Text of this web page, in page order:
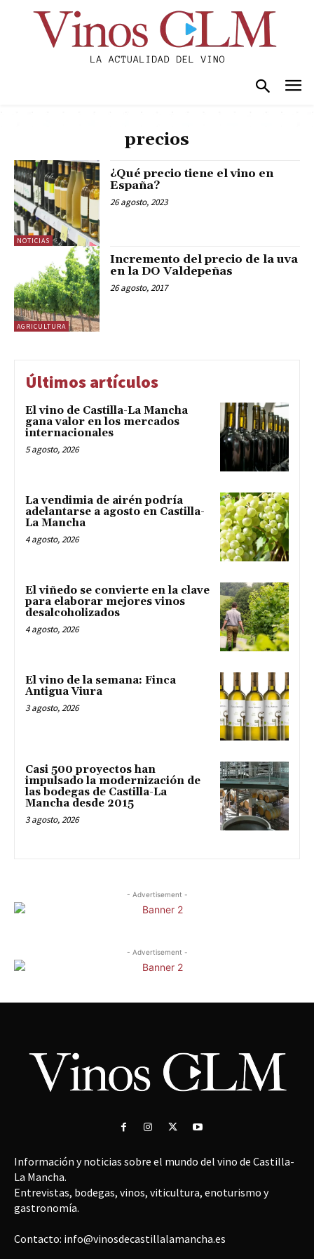
precios
NOTICIAS
¿Qué precio tiene el vino en
España?
26 agosto, 2023
AGRICULTURA
Incremento del precio de la uva
en la DO Valdepeñas
26 agosto, 2017
Últimos artículos
El vino de Castilla-La Mancha
gana valor en los mercados
internacionales
5 agosto, 2026
La vendimia de airén podría
adelantarse a agosto en Castilla-
La Mancha
4 agosto, 2026
El viñedo se convierte en la clave
para elaborar mejores vinos
desalcoholizados
4 agosto, 2026
El vino de la semana: Finca
Antigua Viura
3 agosto, 2026
Casi 500 proyectos han
impulsado la modernización de
las bodegas de Castilla-La
Mancha desde 2015
3 agosto, 2026
- Advertisement -
- Advertisement -
Información y noticias sobre el mundo del vino de Castilla-
La Mancha.
Entrevistas, bodegas, vinos, viticultura, enoturismo y
gastronomía.
Contacto: info@vinosdecastillalamancha.es